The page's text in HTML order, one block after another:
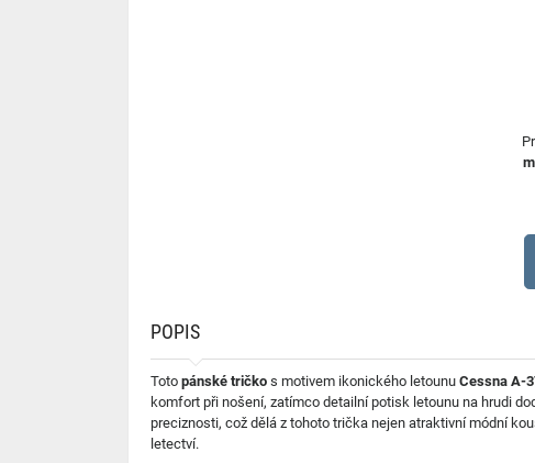
POPIS
Toto pánské tričko s motivem ikonického letounu Cessna A-
komfort při nošení, zatímco detailní potisk letounu na hrudi
preciznosti, což dělá z tohoto trička nejen atraktivní módní
letectví.